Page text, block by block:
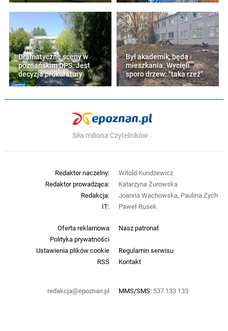
Dramatyczne sceny w
poznańskim DPS. Jest
decyzja prokuratury
Był akademik, będą
mieszkania. Wycięli
sporo drzew: "taka rzeź"
Siła miliona Czytelników
Oferta reklamowa
Nasz patronat
Polityka prywatności
Ustawienia plików cookie
Regulamin serwisu
RSS
Kontakt
redakcja@epoznan.pl MMS/SMS: 537 133 133
Redaktor naczelny:
Witold Kundzewicz
Redaktor prowadząca:
Katarzyna Żurowska
Redakcja:
Joanna Wachowska, Paulina Zych
IT:
Paweł Rusek